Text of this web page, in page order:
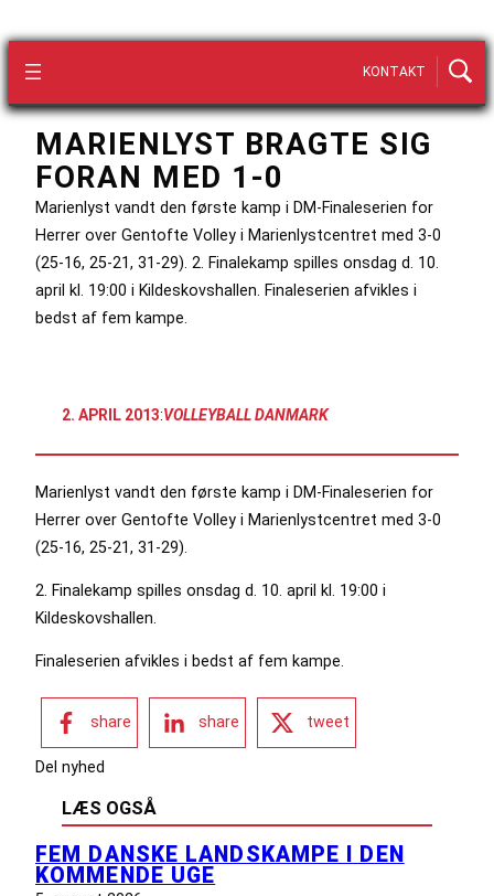
KONTAKT
MARIENLYST BRAGTE SIG
FORAN MED 1-0
Marienlyst vandt den første kamp i DM-Finaleserien for
Herrer over Gentofte Volley i Marienlystcentret med 3-0
(25-16, 25-21, 31-29). 2. Finalekamp spilles onsdag d. 10.
april kl. 19:00 i Kildeskovshallen. Finaleserien afvikles i
bedst af fem kampe.
2. APRIL 2013:VOLLEYBALL DANMARK
Marienlyst vandt den første kamp i DM-Finaleserien for
Herrer over Gentofte Volley i Marienlystcentret med 3-0
(25-16, 25-21, 31-29).
2. Finalekamp spilles onsdag d. 10. april kl. 19:00 i
Kildeskovshallen.
Finaleserien afvikles i bedst af fem kampe.
share share tweet
Del nyhed
LÆS OGSÅ
FEM DANSKE LANDSKAMPE I DEN
KOMMENDE UGE